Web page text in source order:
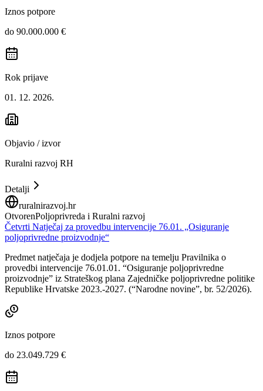
Iznos potpore
do 90.000.000 €
Rok prijave
01. 12. 2026.
Objavio / izvor
Ruralni razvoj RH
Detalji
ruralnirazvoj.hr
OtvorenPoljoprivreda i Ruralni razvoj
Četvrti Natječaj za provedbu intervencije 76.01. „Osiguranje
poljoprivredne proizvodnje“
Predmet natječaja je dodjela potpore na temelju Pravilnika o
provedbi intervencije 76.01.01. “Osiguranje poljoprivredne
proizvodnje” iz Strateškog plana Zajedničke poljoprivredne politike
Republike Hrvatske 2023.-2027. (“Narodne novine”, br. 52/2026).
Iznos potpore
do 23.049.729 €